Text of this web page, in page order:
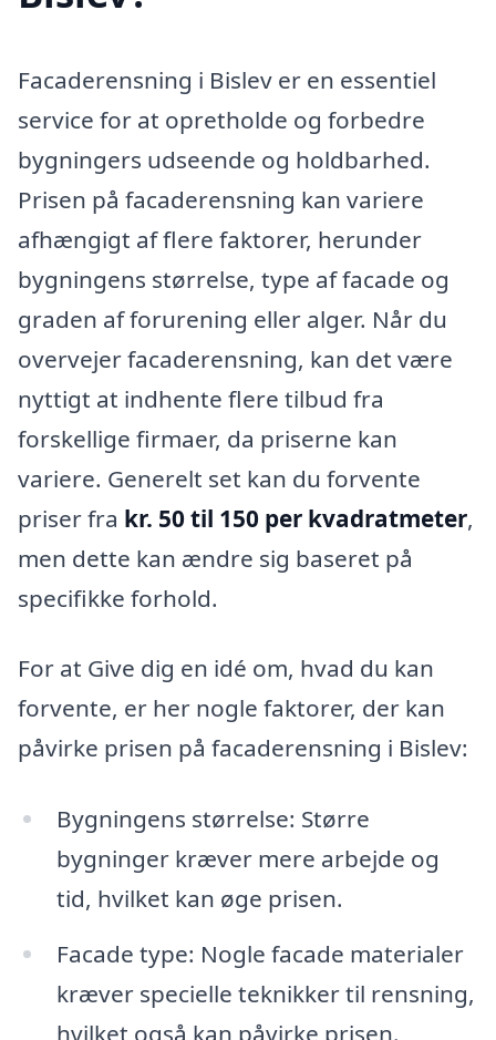
Facaderensning i Bislev er en essentiel
service for at opretholde og forbedre
bygningers udseende og holdbarhed.
Prisen på facaderensning kan variere
afhængigt af flere faktorer, herunder
bygningens størrelse, type af facade og
graden af forurening eller alger. Når du
overvejer facaderensning, kan det være
nyttigt at indhente flere tilbud fra
forskellige firmaer, da priserne kan
variere. Generelt set kan du forvente
priser fra kr. 50 til 150 per kvadratmeter,
men dette kan ændre sig baseret på
specifikke forhold.
For at Give dig en idé om, hvad du kan
forvente, er her nogle faktorer, der kan
påvirke prisen på facaderensning i Bislev:
Bygningens størrelse: Større
bygninger kræver mere arbejde og
tid, hvilket kan øge prisen.
Facade type: Nogle facade materialer
kræver specielle teknikker til rensning,
hvilket også kan påvirke prisen.